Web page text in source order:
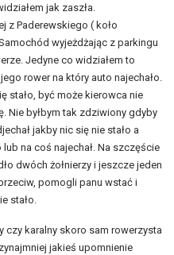
jak zaszła.
z Paderewskiego ( koło
wyjeżdżając z parkingu
Jedyne co widziałem to
rower na który auto najechało.
stało, być może kierowca nie
Nie byłbym tak zdziwiony gdyby
jakby nic się nie stało a
lub na coś najechał. Na szczęście
dwóch żołnierzy i jeszcze jeden
pomogli panu wstać i
stało.
czy karalny skoro sam rowerzysta
jakieś upomnienie